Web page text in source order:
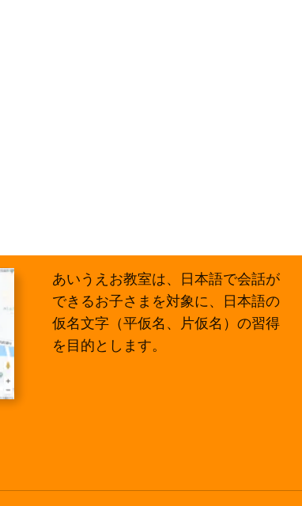
あいうえお教室は、日本語で会話が
できるお子さまを対象に、日本語の
仮名文字（平仮名、片仮名）の習得
を目的とします。